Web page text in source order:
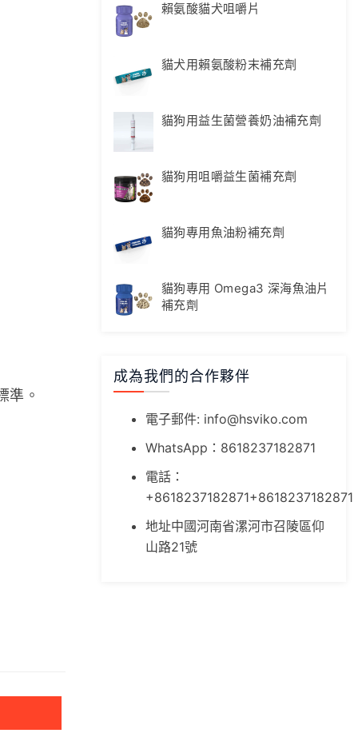
準。
賴氨酸貓犬咀嚼片
貓犬用賴氨酸粉末補充劑
貓狗用益生菌營養奶油補充劑
貓狗用咀嚼益生菌補充劑
貓狗專用魚油粉補充劑
貓狗專用 Omega3 深海魚油片
補充劑
成為我們的合作夥伴
電子郵件: info@hsviko.com
WhatsApp：8618237182871
電話：
+8618237182871+8618237182871
地址中國河南省漯河市召陵區仰
山路21號